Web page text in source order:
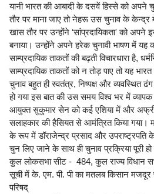
यानी भारत की आबादी के दसवें हिस्से को अपने
तौर पर माना जाए तो नेहरू उस चुनाव के केन्द्र
खास तौर पर उन्होंने ‘सांप्रदायिकता' को अपने
बनाया। उन्होंने अपने हरेक चुनावी भाषण में
साम्प्रदायिक ताकतों की बढ़ती विचारधारा है,
साम्प्रदायिक ताकतों को न तोड़ पाए तो यह
चुनाव बहुत ही स्वतंत्र, निष्पक्ष और व्यवस्थित
हो गया इस बात की उस समय विश्व भर में व्यापक
आयुक्त सुकुमार सेन को कई एशिया में और
सलाहकार की हैसियत से आमंत्रित किया गया।
के रूप में डॉराजेन्द्र प्रसाद और उपराष्ट्रपति
चुन लिए जाने के साथ ही चुनाव प्रक्रिया पूरी हो
कुल लोकसभा सीट - 484, कुल राज्य विधान
सूची में के. एम. पी. पी का मतलब किसान मजदूर
परिषद्